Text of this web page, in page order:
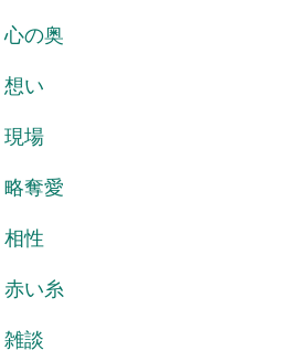
心の奥
想い
現場
略奪愛
相性
赤い糸
雑談